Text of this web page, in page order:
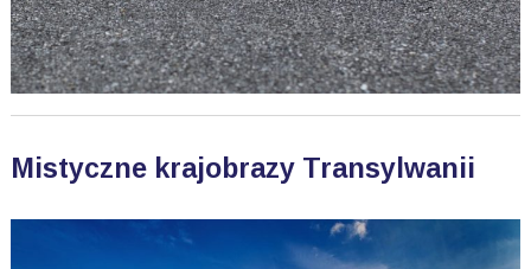
Mistyczne krajobrazy Transylwanii